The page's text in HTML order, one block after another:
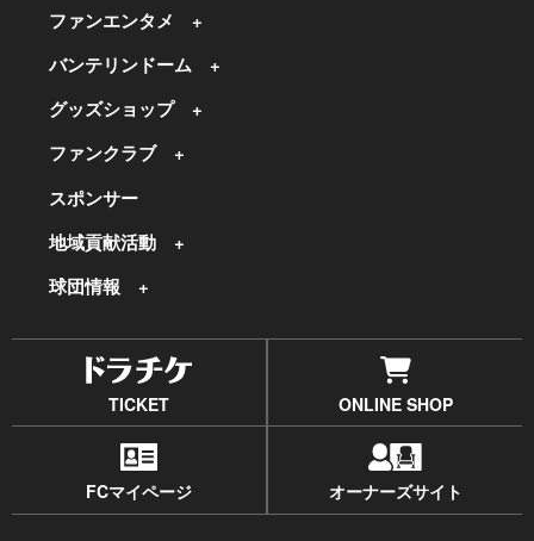
ファンエンタメ
バンテリンドーム
グッズショップ
ファンクラブ
スポンサー
地域貢献活動
球団情報
TICKET ONLINE SHOP
FCマイページ オーナーズサイト